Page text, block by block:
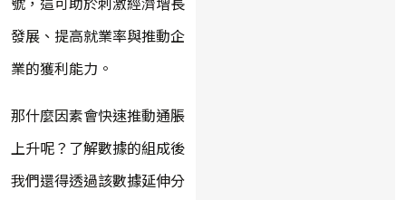
發展、提高就業率與推動企
業的獲利能力。
那什麼因素會快速推動通脹
上升呢？了解數據的組成後
我們還得透過該數據延伸分